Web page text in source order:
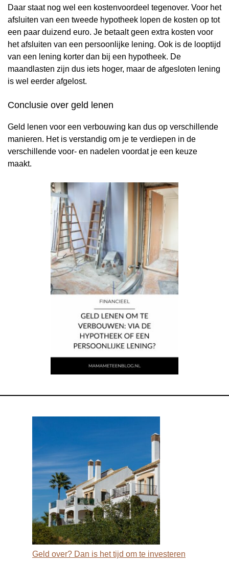
Daar staat nog wel een kostenvoordeel tegenover. Voor het
afsluiten van een tweede hypotheek lopen de kosten op tot
een paar duizend euro. Je betaalt geen extra kosten voor
het afsluiten van een persoonlijke lening. Ook is de looptijd
van een lening korter dan bij een hypotheek. De
maandlasten zijn dus iets hoger, maar de afgesloten lening
is wel eerder afgelost.
Conclusie over geld lenen
Geld lenen voor een verbouwing kan dus op verschillende
manieren. Het is verstandig om je te verdiepen in de
verschillende voor- en nadelen voordat je een keuze
maakt.
Geld over? Dan is het tijd om te investeren